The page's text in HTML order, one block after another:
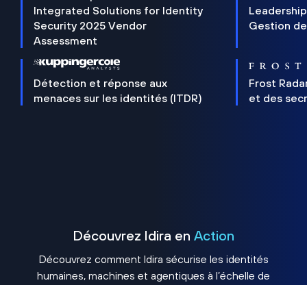
Integrated Solutions for Identity
Security 2025 Vendor
Assessment
Gestion
Détection et réponse aux
menaces sur les identités (ITDR)
Frost
et des
Découvrez Idira en Action
Découvrez comment Idira sécurise les identités
humaines, machines et agentiques à l’échelle de